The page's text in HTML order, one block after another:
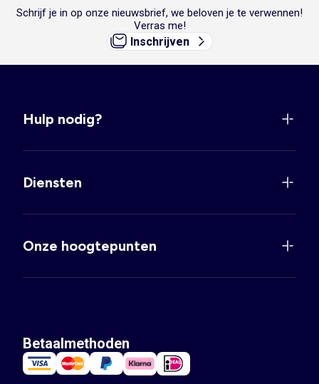
Schrijf je in op onze nieuwsbrief, we beloven je te verwennen!
Verras me!
Inschrijven
Hulp nodig?
Diensten
Onze hoogtepunten
Betaalmethoden